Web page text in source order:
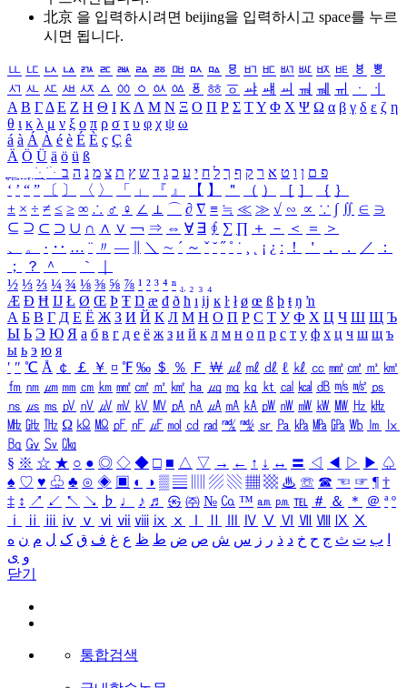
北京 을 입력하시려면 beijing을 입력하시고 space를 누르
시면 됩니다.
ㅥ ㅦ ㅧ ㅨ ㅩ ㅪ ㅫ ㅬ ㅭ ㅮ ㅯ ㅰ ㅱ ㅲ ㅳ ㅴ ㅵ ㅶ ㅷ ㅸ
ㅹ
ㅺ ㅻ ㅼ ㅽ ㅾ ㅿ ㆀ ㆁ ㆂ ㆃ ㆄ ㆅ ㆆ ㆇ ㆈ ㆉ ㆊ ㆋ ㆌ ㆍ
ㆎ
Α Β ΓΔ Ε Ζ Η Θ Ι ΚΛ Μ Ν Ξ Ο Π Ρ Σ ΤΥ Φ Χ Ψ Ω α β γ δ ε ζ η
θ ι κ λ μ ν ξ ο π ρ σ τ υ φ χ ψ ω
á à Á À é è É È ç Ç ê
Ä Ö Ü ä ö ü ß
ִֶֹ ֻּ ׁׂ פ ם ן ו ט א ר ק ף ך ל ח י ע כ ג ד ש ץ ת צ מ נ ה ב
‘ ’ “ ” 〔 〕 〈 〉 「 」 『 』 【 】 ＂ （ ） ［ ］ ｛ ｝
± × ÷ ≠ ≤ ≥ ∞ ∴ ♂ ♀ ∠ ⊥ ⌒ ∂ ∇ ≡ ≒ ≪ ≫ √ ∽ ∝ ∵ ∫ ∬ ∈ ∋
⊆ ⊇ ⊂ ⊃ ∪ ∩ ∧ ∨ ￢ ⇒ ⇔ ∀ ∃ ∮ ∑ ∏ ＋ － ＜ ＝
＞
、
。 · ‥ … ¨ 〃 ― ＼ ∼ ´ ～ ˇ ˘ ˝ ˚ ˙ ¸ ¡ ¿ ː ！ ＇ ， ． ／
：
；
？ ＾ ｀
½ ⅓ ⅔ ¼ ¾ ⅛ ⅜ ⅝ ⅞ ¹ ² ³ ⁴ ⁿ ₁ ₂ ₃ ₄
Æ Ð Ħ Ĳ Ł Ø Œ Þ Ŧ Ŋ æ đ ð ħ ı ĳ ĸ ŀ ł ø œ ß þ ŧ ŋ ŉ
А Б В Г Д Е Ё Ж З И Й К Л М Н О П Р С Т У Ф Х Ц Ч Ш Щ Ъ
Ы Ь Э Ю Я а б в г д е ё ж з и й к л м н о п р с т у ф х ц ч ш щ ъ
ы ь э ю я
′ ″ ℃ Å ￠ ￡ ￥ ¤ ℉ ‰ ＄ ％ Ｆ ￦ ㎕ ㎖ ㎗ ℓ ㎘ ㏄ ㎣ ㎤ ㎥ ㎦
㎙ ㎚ ㎛ ㎜ ㎝ ㎞ ㎟ ㎠ ㎡ ㎢ ㏊ ㎍ ㎎ ㎏ ㏏ ㎈ ㎉ ㏈ ㎧ ㎨ ㎰
㎱ ㎲ ㎳ ㎴ ㎵ ㎶ ㎷ ㎸ ㎹ ㎀ ㎁ ㎂ ㎃ ㎄ ㎺ ㎻ ㎽ ㎾ ㎿ ㎐ ㎑
㎒ ㎓ ㎔ Ω ㏀ ㏁ ㎊ ㎋ ㎌ ㏖ ㏅ ㎭ ㎮ ㎯ ㏛ ㎩ ㎪ ㎫ ㎬ ㏝ ㏐
㏓
㏃ ㏉ ㏜ ㏆
§ ※ ☆ ★ ○ ● ◎ ◇ ◆ □ ■ △ ▽ → ← ↑ ↓ ↔ 〓 ◁ ◀ ▷ ▶ ♤
♠ ♡ ♥ ♧ ♣ ⊙ ◈ ▣ ◐ ◑ ▒ ▤ ▨ ▧ ▦ ▩ ♨ ☏ ☎ ☜ ☞ ¶ †
‡ ↕ ↗ ↙ ↖ ↘ ♭ ♩ ♪ ♬ ㉿ ㈜ № ㏇ ™ ㏂ ㏘ ℡ ＃ ＆ ＊ ＠ ª º
ⅰ
ⅱ ⅲ ⅳ ⅴ ⅵ ⅶ ⅷ ⅸ ⅹ Ⅳ Ⅴ Ⅵ Ⅶ Ⅷ Ⅸ Ⅹ
ب ت ث ج ح خ د ذ ر ز س ش ص ض ط ظ ع غ ف ق ک ل م ن ه
و ی
닫기
통합검색